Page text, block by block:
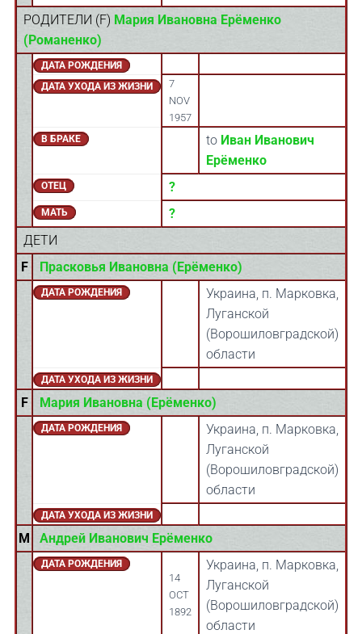
РОДИТЕЛИ (F) Мария Ивановна Ерёменко
(Романенко)
ДАТА РОЖДЕНИЯ
ДАТА УХОДА ИЗ ЖИЗНИ
7
NOV
1957
В БРАКЕ to Иван Иванович
Ерёменко
ОТЕЦ ?
МАТЬ
?
ДЕТИ
F
Прасковья Ивановна (Ерёменко)
ДАТА РОЖДЕНИЯ
Украина, п. Марковка,
Луганской
(Ворошиловградской)
области
ДАТА УХОДА ИЗ ЖИЗНИ
F Мария Ивановна (Ерёменко)
ДАТА РОЖДЕНИЯ
Украина, п. Марковка,
Луганской
(Ворошиловградской)
области
ДАТА УХОДА ИЗ ЖИЗНИ
M Андрей Иванович Ерёменко
ДАТА РОЖДЕНИЯ
14
OCT
1892
Украина, п. Марковка,
Луганской
(Ворошиловградской)
области